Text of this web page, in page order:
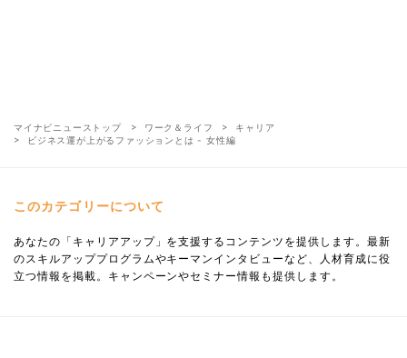
マイナビニューストップ ワーク＆ライフ
キャリア
ビジネス運が上がるファッションとは - 女性編
このカテゴリーについて
あなたの「キャリアアップ」を支援するコンテンツを提供します。最新
のスキルアッププログラムやキーマンインタビューなど、人材育成に役
立つ情報を掲載。キャンペーンやセミナー情報も提供します。